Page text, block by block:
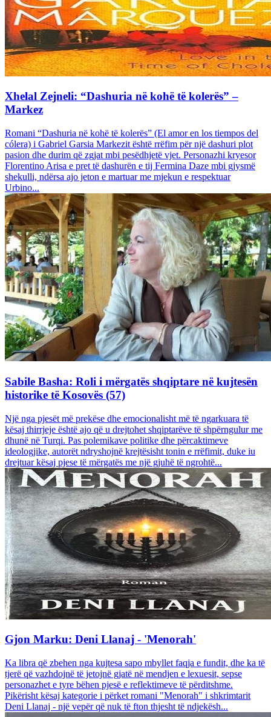
Xhelal Zejneli: “Dashuria në kohë të kolerës” –
Markez
Romani “Dashuria në kohë të kolerës” (El amor en los tiempos del
cólera) i Gabriel Garsia Markezit është rrëfim për një dashuri plot
pasion dhe durim që zgjat mbi pesëdhjetë vjet. Personazhi kryesor
Florentino Arisa e pret të dashurën e tij Fermina Daze mbi gjysmë
shekulli, ndërsa ajo jeton e martuar me mjekun e respektuar
Urbino...
Sabile Basha: Roli i mërgatës shqiptare në kujtesën
historike të Kosovës (57)
Një nga pjesët më prekëse dhe emocionalisht më të ngarkuara të
kësaj thirrjeje është ajo që u drejtohet shqiptarëve të shpërngulur me
dhunë në Turqi. Pas polemikave politike dhe përcaktimeve
ideologjike, autorët ndryshojnë krejtësisht tonin e rrëfimit, duke iu
drejtuar kësaj pjese të mërgatës me një gjuhë të ngrohtë...
Gjon Marku: Deni Llanaj - 'Menorah'
Ka libra që zbehen nga kujtesa sapo mbyllet faqja e fundit, dhe ka të
tjerë që vazhdojnë të jetojnë gjatë në mendjen e lexuesit, sepse
personazhet e tyre bëhen pjesë e reflektimeve të përditshme.
Pikërisht kësaj kategorie i përket romani "Menorah" i shkrimtarit
Deni Llanaj - një vepër që nuk të fton thjesht të ndjekësh...